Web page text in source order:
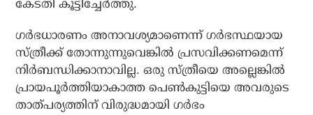
കേടതി കൂട്ടിച്ചേര്‍ത്തു.
ഗര്‍ഭധാരണം അനാവശ്യമാണെന്ന് ഗര്‍ഭസ്ഥയായ
സ്ത്രീക്ക് തോന്നുന്നുവെങ്കില്‍ പ്രസവിക്കണമെന്ന്
നിര്‍ബന്ധിക്കാനാവില്ല. ഒരു സ്ത്രീയെ അല്ലെങ്കില്‍
പ്രായപൂര്‍ത്തിയാകാത്ത പെണ്‍കുട്ടിയെ അവരുടെ
താത്പര്യത്തിന് വിരുദ്ധമായി ഗര്‍ഭം